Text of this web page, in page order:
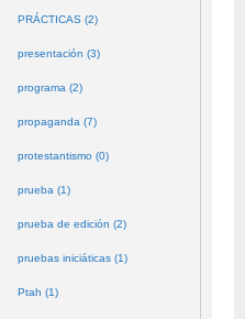
PRÁCTICAS (2)
presentación (3)
programa (2)
propaganda (7)
protestantismo (0)
prueba (1)
prueba de edición (2)
pruebas iniciáticas (1)
Ptah (1)